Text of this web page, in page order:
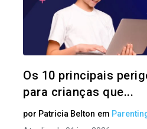
Os 10 principais
para crianças que...
por Patricia Belton em